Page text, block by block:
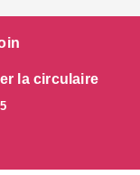
la circulaire